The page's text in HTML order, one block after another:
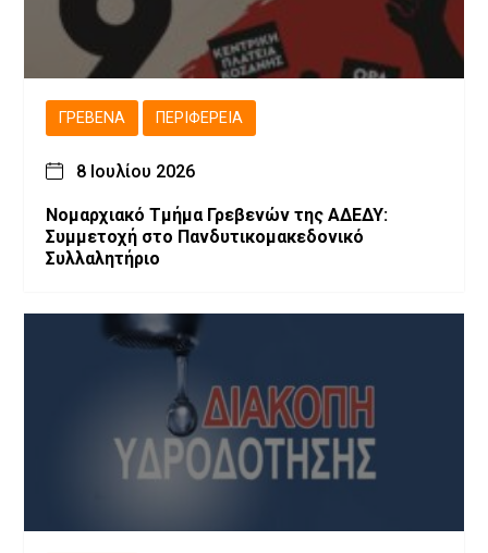
ΓΡΕΒΕΝΆ ΠΕΡΙΦΈΡΕΙΑ
8 Ιουλίου 2026
Νομαρχιακό Τμήμα Γρεβενών της ΑΔΕΔΥ:
Συμμετοχή στο Πανδυτικομακεδονικό
Συλλαλητήριο